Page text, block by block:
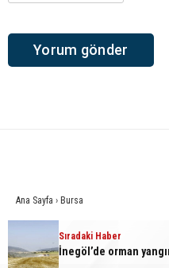
Sıradaki Haber
Bursa’da samanlık
Sıradaki Haber
Ana Sayfa › Bursa
İnegöl’de orman